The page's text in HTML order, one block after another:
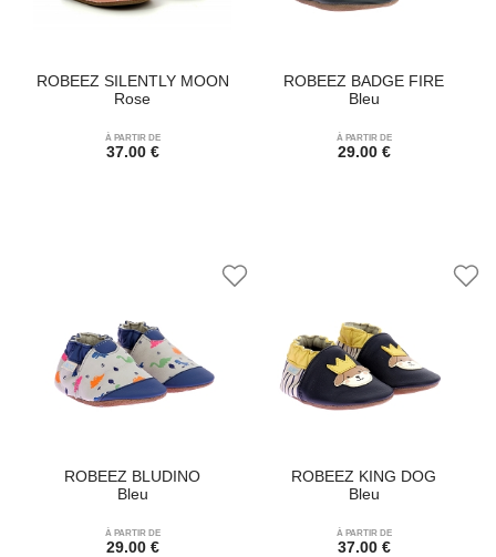
ROBEEZ SILENTLY MOON
Rose
À PARTIR DE
37.00 €
ROBEEZ BADGE FIRE
Bleu
À PARTIR DE
29.00 €
ROBEEZ BLUDINO
Bleu
À PARTIR DE
29.00 €
ROBEEZ KING DOG
Bleu
À PARTIR DE
37.00 €